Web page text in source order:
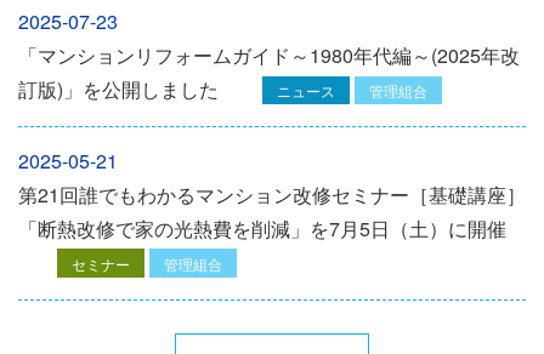
2025-07-23
「マンションリフォームガイド～1980年代編～(2025年改
訂版)」を公開しました
ニュース 管理組合
2025-05-21
第21回誰でもわかるマンション改修セミナー［基礎講座］
「断熱改修で家の光熱費を削減」を7月5日（土）に開催
セミナー 管理組合